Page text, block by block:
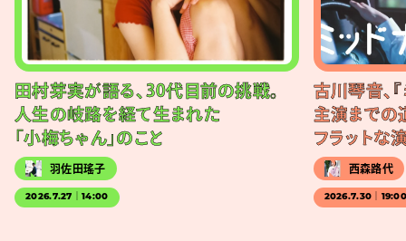
田村芽実が語る、30代目前の挑戦。
人生の岐路を経て生まれた
「小梅ちゃん」のこと
羽佐田瑤子
2026.7.27｜14:00
古川琴音、
主演までの
フラットな
西森路代
2026.7.30｜